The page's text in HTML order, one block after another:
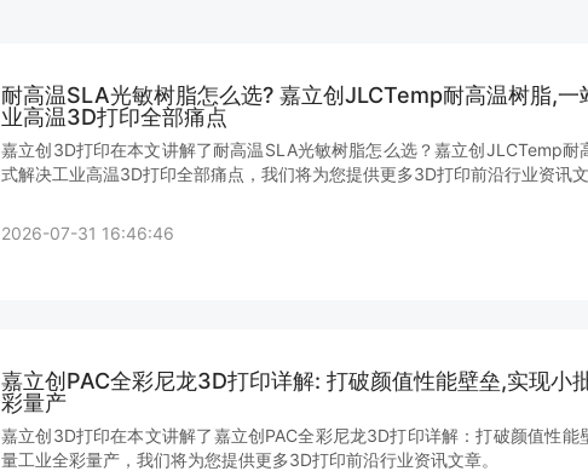
耐高温SLA光敏树脂怎么选? 嘉立创JLCTemp耐高温树脂,一
业高温3D打印全部痛点
嘉立创3D打印在本文讲解了耐高温SLA光敏树脂怎么选？嘉立创JLCTemp耐
式解决工业高温3D打印全部痛点，我们将为您提供更多3D打印前沿行业资讯文
2026-07-31 16:46:46
嘉立创PAC全彩尼龙3D打印详解: 打破颜值性能壁垒,实现小
彩量产
嘉立创3D打印在本文讲解了嘉立创PAC全彩尼龙3D打印详解：打破颜值性能
量工业全彩量产，我们将为您提供更多3D打印前沿行业资讯文章。